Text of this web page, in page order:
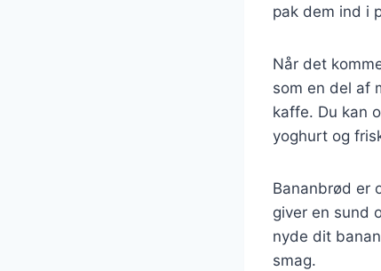
pak dem ind i
Når det
som en del af
kaffe. Du kan
yoghurt og
Bananbrød er
giver en sund
nyde dit
smag.